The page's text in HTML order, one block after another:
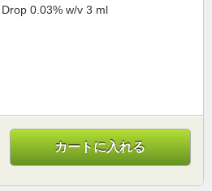
0.03% w/v 3 ml
カートに入れる